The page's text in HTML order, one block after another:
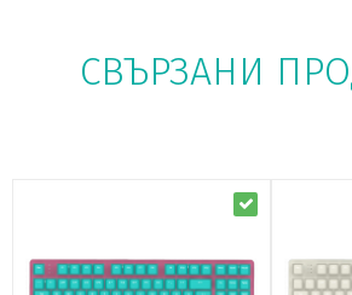
СВЪРЗАНИ